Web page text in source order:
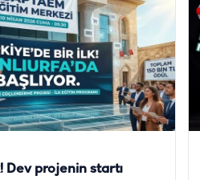
Dev projenin startı